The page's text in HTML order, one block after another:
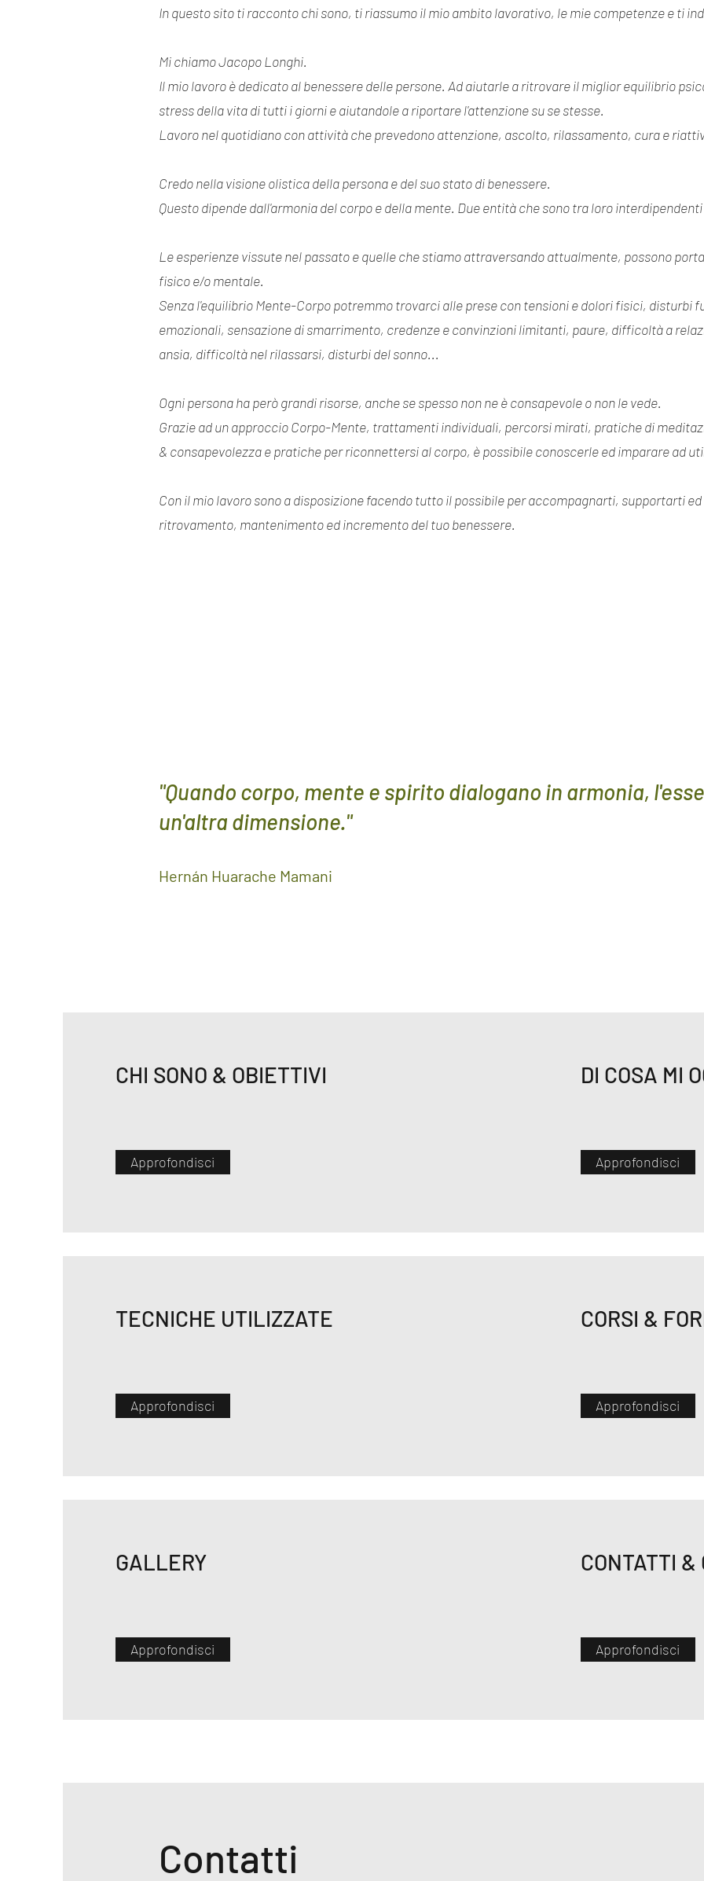
​In questo sito ti racconto chi sono, ti riassumo il mio ambito lavorativo, le mie competenze e ti
Mi chiamo Jacopo Longhi.
Il mio lavoro è dedicato al benessere delle persone. Ad aiutarle a ritrovare il miglior equilibrio
stress della vita di tutti i giorni e aiutandole a riportare l'attenzione su se stesse.
Lavoro nel quotidiano con attività che prevedono attenzione, ascolto, rilassamento, cura e
Credo nella visione olistica della persona e del suo stato di benessere.
Questo dipende dall'armonia del corpo e della mente. Due entità che sono tra loro
Le esperienze vissute nel passato e quelle che stiamo attraversando attualmente, possono
fisico e/o mentale.
Senza l'equilibrio Mente-Corpo potremmo trovarci alle prese con tensioni e dolori fisici, disturbi
emozionali, sensazione di smarrimento, credenze e convinzioni limitanti, paure, difficoltà a
ansia, difficoltà nel rilassarsi, disturbi del sonno...
Ogni persona ha però grandi risorse, anche se spesso non ne è consapevole o non le vede.
Grazie ad un approccio Corpo-Mente, trattamenti individuali, percorsi mirati, pratiche di
& consapevolezza e pratiche per riconnettersi al corpo, è possibile conoscerle ed imparare ad
Con il mio lavoro sono a disposizione facendo tutto il possibile per accompagnarti, supportarti
ritrovamento, mantenimento ed incremento del tuo benessere.
"Quando corpo, mente e spirito dialogano in armonia,
un'altra dimensione."
Hernán Huarache Mamani
CHI SONO & OBIETTIVI
Approfondisci
DI COSA MI
Approfondisci
TECNICHE UTILIZZATE
Approfondisci
CORSI &
Approfondisci
GALLERY
Approfondisci
CONTATTI
Approfondisci
Contatti